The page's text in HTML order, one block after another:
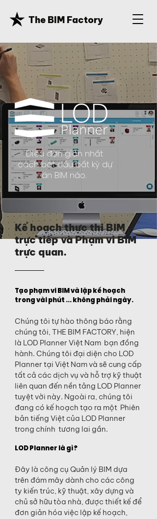
The BIM Factory
Điều đơn giản nhất
cách bắt đầu bất kỳ dự
án BIM nào.
Kế hoạch thực thi BIM
trực tiếp và Phạm vi BIM
trực quan.
Tạo phạm vi BIM và lập kế hoạch
trong vài phút ... không phải ngày.
Chúng tôi tự hào thông báo rằng
chúng tôi, THE BIM FACTORY, hiện
là LOD Planner Việt Nam bạn đồng
hành. Chúng tôi đại diện cho LOD
Planner tại Việt Nam và sẽ cung cấp
tất cả các dịch vụ và hỗ trợ kỹ thuật
liên quan đến nền tảng LOD Planner
tuyệt vời này. Ngoài ra, chúng tôi
đang có kế hoạch tạo ra một Phiên
bản tiếng Việt của LOD Planner
trong chính tương lai gần.
LOD Planner là gì?
Đây là công cụ Quản lý BIM dựa
trên đám mây dành cho các công
ty kiến trúc, kỹ thuật, xây dựng và
chủ sở hữu tòa nhà, được thiết kế để
đơn giản hóa việc lập kế hoạch,